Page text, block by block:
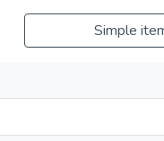
Simple